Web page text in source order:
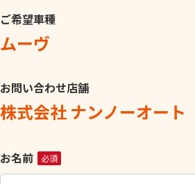
ご希望車種
ムーヴ
お問い合わせ店舗
株式会社 ナンノーオート
こ
の
お名前 必須